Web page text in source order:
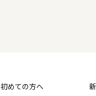
初めての方へ